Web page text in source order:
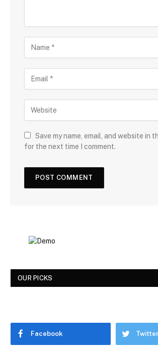
Save my name, email, and website in
for the next time I comment.
OUR PICKS
Facebook Twitter